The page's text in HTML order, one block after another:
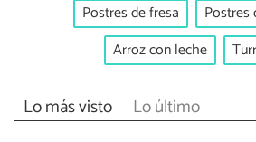
Postres de fresa
Postres
Arroz con leche
Lo más visto Lo último